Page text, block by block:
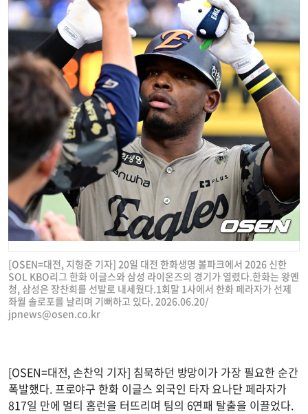
[OSEN=대전, 지형준 기자] 20일 대전 한화생명 볼파크에서 2026 신한
SOL KBO리그 한화 이글스와 삼성 라이온즈의 경기가 열렸다.한화는 왕옌
청, 삼성은 장찬희를 선발로 내세웠다.1회말 1사에서 한화 페라자가 선제
좌월 솔로포를 날리며 기뻐하고 있다. 2026.06.20/
jpnews@osen.co.kr
[OSEN=대전, 손찬익 기자] 침묵하던 방망이가 가장 필요한 순간
폭발했다. 프로야구 한화 이글스 외국인 타자 요나단 페라자가
817일 만에 멀티 홈런을 터뜨리며 팀의 6연패 탈출을 이끌었다.